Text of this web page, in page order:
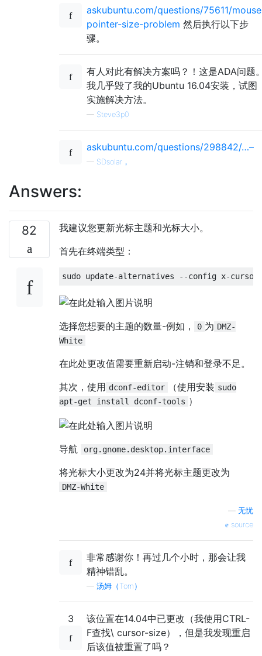
askubuntu.com/questions/75611/
pointer-size-problem 然后执行以下步
骤。
有人对此有解决方案吗？！这是ADA问题
我几乎毁了我的Ubuntu 16.04安装，试图
实施解决方法。
— Steve3p0
askubuntu.com/questions/298842/…–
— SDsolar，
Answers:
82
我建议您更新光标主题和光标大小。
首先在终端类型：
选择您想要的主题的数量-例如， 0 为 DMZ-
White
在此处更改值需要重新启动-注销和登录不足。
其次，使用 dconf-editor （使用安装 sudo
apt-get install dconf-tools ）
导航 org.gnome.desktop.interface
将光标大小更改为24并将光标主题更改为
DMZ-White
无忧
source
非常感谢你！再过几个小时，那会让我
精神错乱。
汤姆（Tom）
3
该位置在14.04中已更改（我使用CTRL-
F查找\ cursor-size），但是我发现重启
后该值被重置了吗？